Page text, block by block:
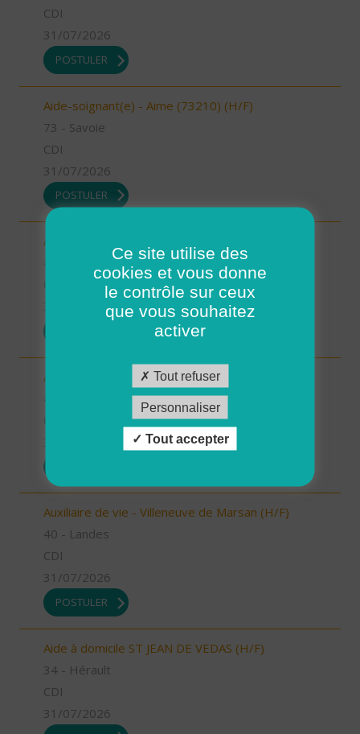
CDI
31/07/2026
POSTULER
Aide-soignant(e) - Aime (73210) (H/F)
73 - Savoie
CDI
31/07/2026
POSTULER
Auxiliaire de vie - Mimizan (H/F)
31/07/2026
Auxiliaire de vie - Labouheyre (H/F)
Auxiliaire de vie - Villeneuve de Marsan (H/F)
40 - Landes
CDI
31/07/2026
POSTULER
Aide à domicile ST JEAN DE VEDAS (H/F)
34 - Hérault
CDI
31/07/2026
Ce site utilise des
cookies et vous donne
le contrôle sur ceux
que vous souhaitez
activer
Tout refuser
Personnaliser
Tout accepter